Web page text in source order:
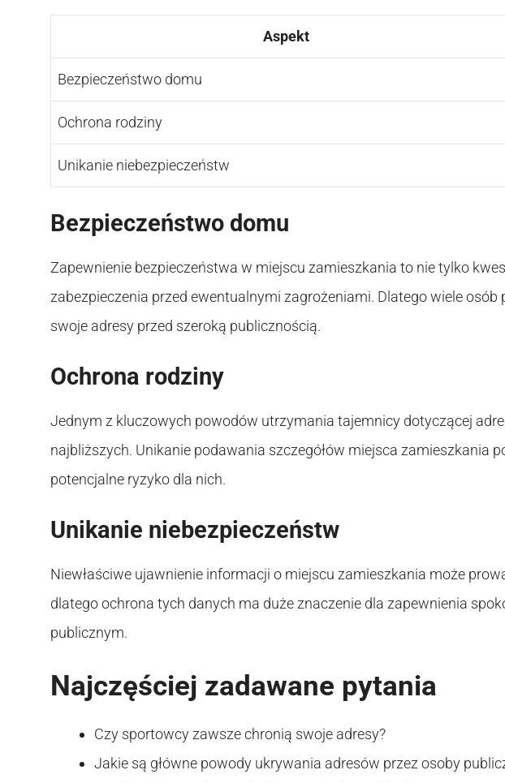
Aspekt
Bezpieczeństwo domu
Ochrona rodziny
Unikanie niebezpieczeństw
Bezpieczeństwo domu
Zapewnienie bezpieczeństwa w miejscu zamieszkania to nie tylko
zabezpieczenia przed ewentualnymi zagrożeniami. Dlatego wiele osób
swoje adresy przed szeroką publicznością.
Ochrona rodziny
Jednym z kluczowych powodów utrzymania tajemnicy dotyczącej
najbliższych. Unikanie podawania szczegółów miejsca zamieszkania
potencjalne ryzyko dla nich.
Unikanie niebezpieczeństw
Niewłaściwe ujawnienie informacji o miejscu zamieszkania może
dlatego ochrona tych danych ma duże znaczenie dla zapewnienia
publicznym.
Najczęściej zadawane pytania
Czy sportowcy zawsze chronią swoje adresy?
Jakie są główne powody ukrywania adresów przez osoby